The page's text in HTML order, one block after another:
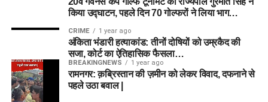
किया उद्घाटन, पहले दिन 70 गोल्फरों ने लिया भाग…
CRIME 1 year ago
अंकिता भंडारी हत्याकांड: तीनों दोषियों को उम्रकैद की
सजा, कोर्ट का ऐतिहासिक फैसला…
BREAKINGNEWS 1 year ago
रामनगर: क़ब्रिस्तान की ज़मीन को लेकर विवाद, दफनाने से
पहले उठा बवाल |